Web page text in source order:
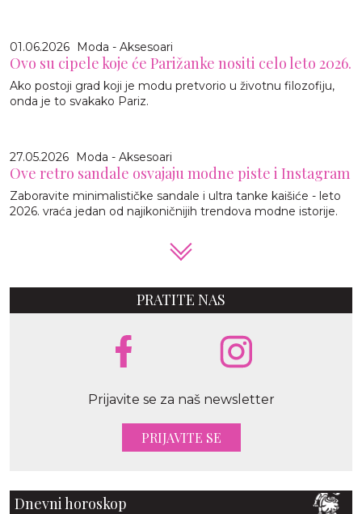
01.06.2026 Moda - Aksesoari
Ovo su cipele koje će Parižanke nositi celo leto 2026.
Ako postoji grad koji je modu pretvorio u životnu filozofiju,
onda je to svakako Pariz.
27.05.2026 Moda - Aksesoari
Ove retro sandale osvajaju modne piste i Instagram
Zaboravite minimalističke sandale i ultra tanke kaišiće - leto
2026. vraća jedan od najikoničnijih trendova modne istorije.
PRATITE NAS
Prijavite se za naš newsletter
PRIJAVITE SE
Dnevni horoskop